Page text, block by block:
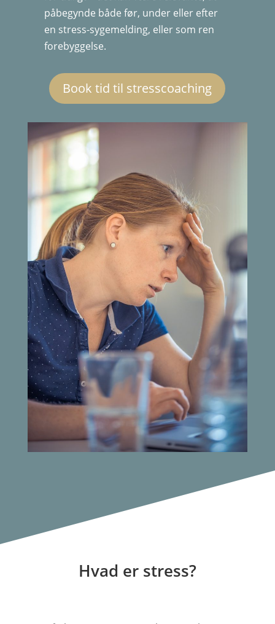
påbegynde både før, under eller efter
en stress-sygemelding, eller som ren
forebyggelse.
Book tid til stresscoaching
Hvad er stress?